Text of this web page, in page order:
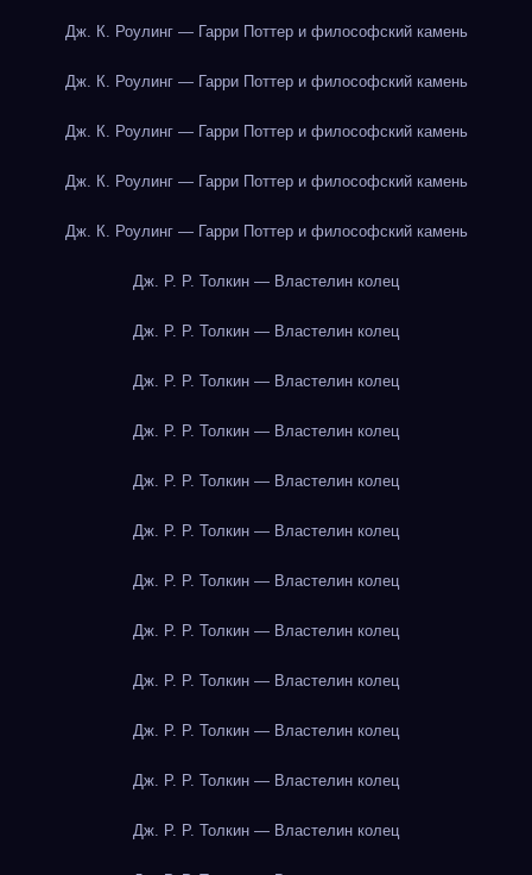
Дж. К. Роулинг — Гарри Поттер и философский камень
Дж. К. Роулинг — Гарри Поттер и философский камень
Дж. К. Роулинг — Гарри Поттер и философский камень
Дж. К. Роулинг — Гарри Поттер и философский камень
Дж. К. Роулинг — Гарри Поттер и философский камень
Дж. Р. Р. Толкин — Властелин колец
Дж. Р. Р. Толкин — Властелин колец
Дж. Р. Р. Толкин — Властелин колец
Дж. Р. Р. Толкин — Властелин колец
Дж. Р. Р. Толкин — Властелин колец
Дж. Р. Р. Толкин — Властелин колец
Дж. Р. Р. Толкин — Властелин колец
Дж. Р. Р. Толкин — Властелин колец
Дж. Р. Р. Толкин — Властелин колец
Дж. Р. Р. Толкин — Властелин колец
Дж. Р. Р. Толкин — Властелин колец
Дж. Р. Р. Толкин — Властелин колец